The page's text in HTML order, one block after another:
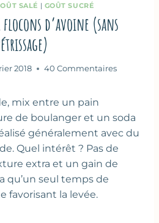
SALÉ | GOÛT SUCRÉ
flocons d’avoine (sans
2018 40 Commentaires
mix entre un pain
de boulanger et un soda
généralement avec du
Quel intérêt ? Pas de
extra et un gain de
qu’un seul temps de
favorisant la levée.